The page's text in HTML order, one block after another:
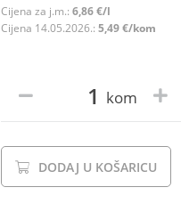
Cijena za j.m.: 6,86 €/l
Cijena 14.05.2026.: 5,49 €/kom
kom
DODAJ U KOŠARICU